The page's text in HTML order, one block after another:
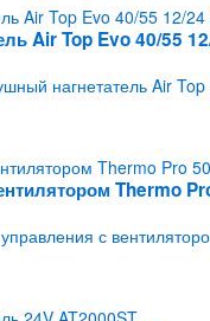
Air Top Evo 40/55
нагнетатель Air
Thermo
с